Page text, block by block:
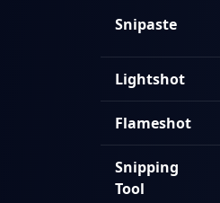
Snipaste
Lightshot
Flameshot
Snipping
Tool